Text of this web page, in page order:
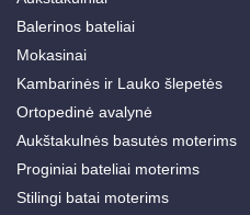
Balerinos bateliai
Mokasinai
Kambarinės ir Lauko šlepetės
Ortopedinė avalynė
Aukštakulnės basutės moterims
Proginiai bateliai moterims
Stilingi batai moterims